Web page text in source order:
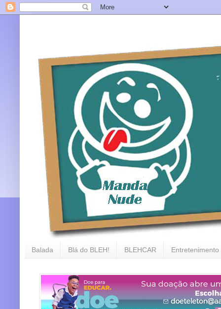
Balada Blá do BLEH! BLEHCAR Entretenimento